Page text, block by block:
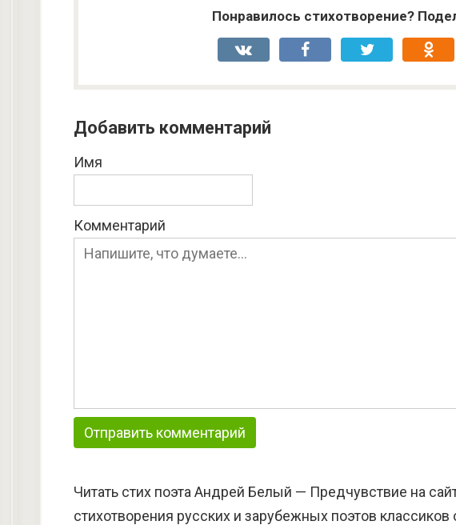
Понравилось стихотворение?
Добавить комментарий
Имя
Комментарий
Читать стих поэта Андрей Белый — Предчувствие на
стихотворения русских и зарубежных поэтов